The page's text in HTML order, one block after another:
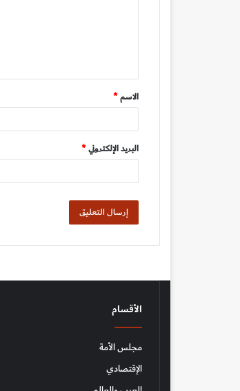
ق
*
الاسم*
البريد الإلكتروني*
الأقسام
مجلس الأمة
الإقتصادي